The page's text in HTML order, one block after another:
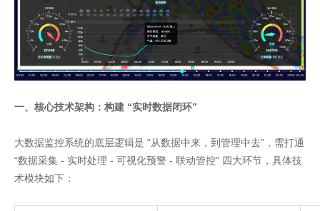
一、核心技术架构：构建 “实时数据闭环”
大数据监控系统的底层逻辑是 “从数据中来，到管理中去”，需打通
“数据采集 - 实时处理 - 可视化预警 - 联动管控” 四大环节，具体技
术模块如下：